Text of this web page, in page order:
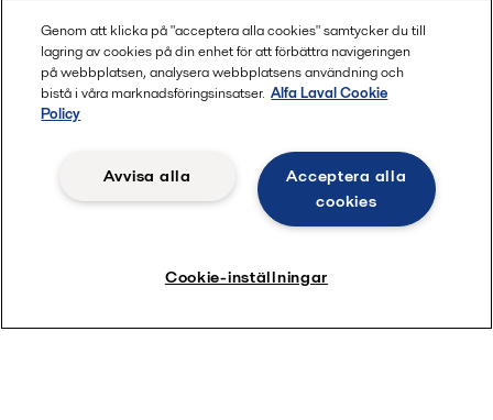
Genom att klicka på "acceptera alla cookies" samtycker du till
lagring av cookies på din enhet för att förbättra navigeringen
på webbplatsen, analysera webbplatsens användning och
bistå i våra marknadsföringsinsatser. Alfa Laval Cookie
Policy
Acceptera alla
cookies
Avvisa alla
Cookie-inställningar